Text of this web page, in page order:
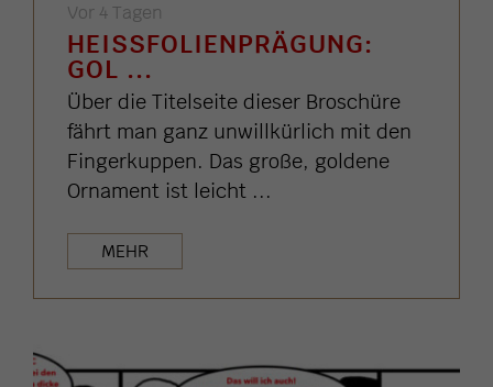
Vor 4 Tagen
HEISSFOLIENPRÄGUNG: G
OL ...
Über die Titelseite dieser Broschüre
fährt man ganz unwillkürlich mit den
Fingerkuppen. Das große, goldene
Ornament ist leicht ...
MEHR